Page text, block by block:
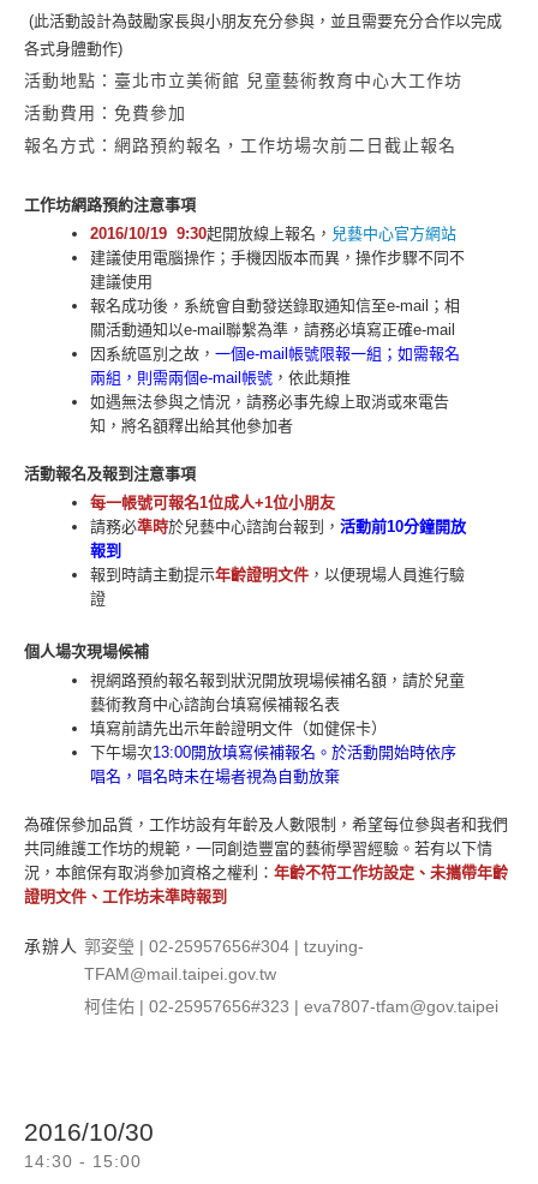
(此活動設計為鼓勵家長與小朋友充分參與，並且需要充分合作以完成
各式身體動作)
活動地點：臺北市立美術館 兒童藝術教育中心大工作坊
活動費用：免費參加
報名方式：網路預約報名，工作坊場次前二日截止報名
工作坊網路預約注意事項
2016/10/19 9:30起開放線上報名， 兒藝中心官方網站
建議使用電腦操作；手機因版本而異，操作步驟不同不
建議使用
報名成功後，系統會自動發送錄取通知信至e-mail；相
關活動通知以e-mail聯繫為準，請務必填寫正確e-mail
因系統區別之故， 一個e-mail帳號限報一組；如需報名
兩組，則需兩個e-mail帳號 ，依此類推
如遇無法參與之情況，請務必事先線上取消或來電告
知，將名額釋出給其他參加者
活動報名及報到注意事項
每一帳號可報名1位成人+1位小朋友
請務必準時於兒藝中心諮詢台報到， 活動前10分鐘開放
報到
報到時請主動提示年齡證明文件 ，以便現場人員進行驗
證
個人場次現場候補
視網路預約報名報到狀況開放現場候補名額，請於兒童
藝術教育中心諮詢台填寫候補報名表
填寫前請先出示年齡證明文件（如健保卡）
下午場次13:00開放填寫候補報名。於活動開始時依序
唱名，唱名時未在場者視為自動放棄
為確保參加品質，工作坊設有年齡及人數限制，希望每位參與者和我們
共同維護工作坊的規範，一同創造豐富的藝術學習經驗。若有以下情
況，本館保有取消參加資格之權利： 年齡不符工作坊設定、未攜帶年齡
證明文件、工作坊未準時報到
承辦人 郭姿瑩 | 02-25957656#304 | tzuying-
TFAM@mail.taipei.gov.tw
柯佳佑 | 02-25957656#323 | eva7807-tfam@gov.taipei
2016/10/30
14:30 - 15:00